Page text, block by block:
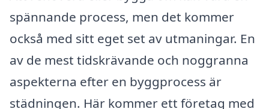
spännande process, men det kommer
också med sitt eget set av utmaningar. En
av de mest tidskrävande och noggranna
aspekterna efter en byggprocess är
städningen. Här kommer ett företag med